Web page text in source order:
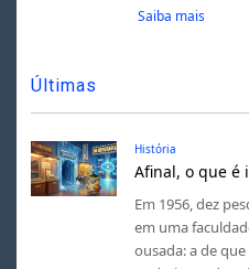
Saiba mais
Últimas
História
Afinal, o que é
Em 1956, dez
em uma
ousada: a de